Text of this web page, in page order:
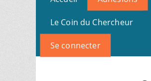
primaire
contenu
Le Coin du Chercheur
Se connecter